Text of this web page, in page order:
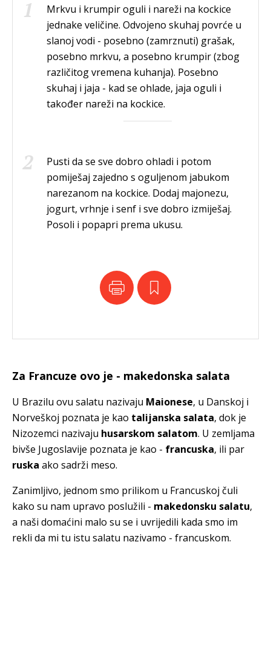
Mrkvu i krumpir oguli i nareži na kockice
jednake veličine. Odvojeno skuhaj povrće u
slanoj vodi - posebno (zamrznuti) grašak,
posebno mrkvu, a posebno krumpir (zbog
različitog vremena kuhanja). Posebno
skuhaj i jaja - kad se ohlade, jaja oguli i
također nareži na kockice.
Pusti da se sve dobro ohladi i potom
pomiješaj zajedno s oguljenom jabukom
narezanom na kockice. Dodaj majonezu,
jogurt, vrhnje i senf i sve dobro izmiješaj.
Posoli i popapri prema ukusu.
Za Francuze ovo je - makedonska salata
U Brazilu ovu salatu nazivaju Maionese, u Danskoj i
Norveškoj poznata je kao talijanska salata, dok je
Nizozemci nazivaju husarskom salatom. U zemljama
bivše Jugoslavije poznata je kao - francuska, ili par
ruska ako sadrži meso.
Zanimljivo, jednom smo prilikom u Francuskoj čuli
kako su nam upravo poslužili - makedonsku salatu,
a naši domaćini malo su se i uvrijedili kada smo im
rekli da mi tu istu salatu nazivamo - francuskom.